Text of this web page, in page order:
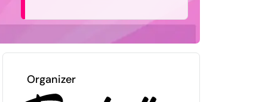
Organizer